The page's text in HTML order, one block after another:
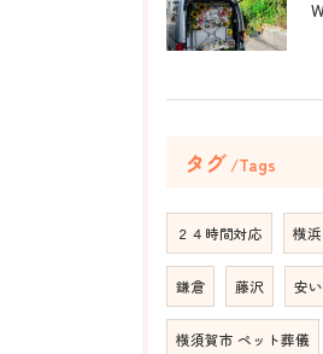
タグ Tags
２４時間対応 横浜
鎌倉 藤沢 安い
横須賀市 ペット葬儀